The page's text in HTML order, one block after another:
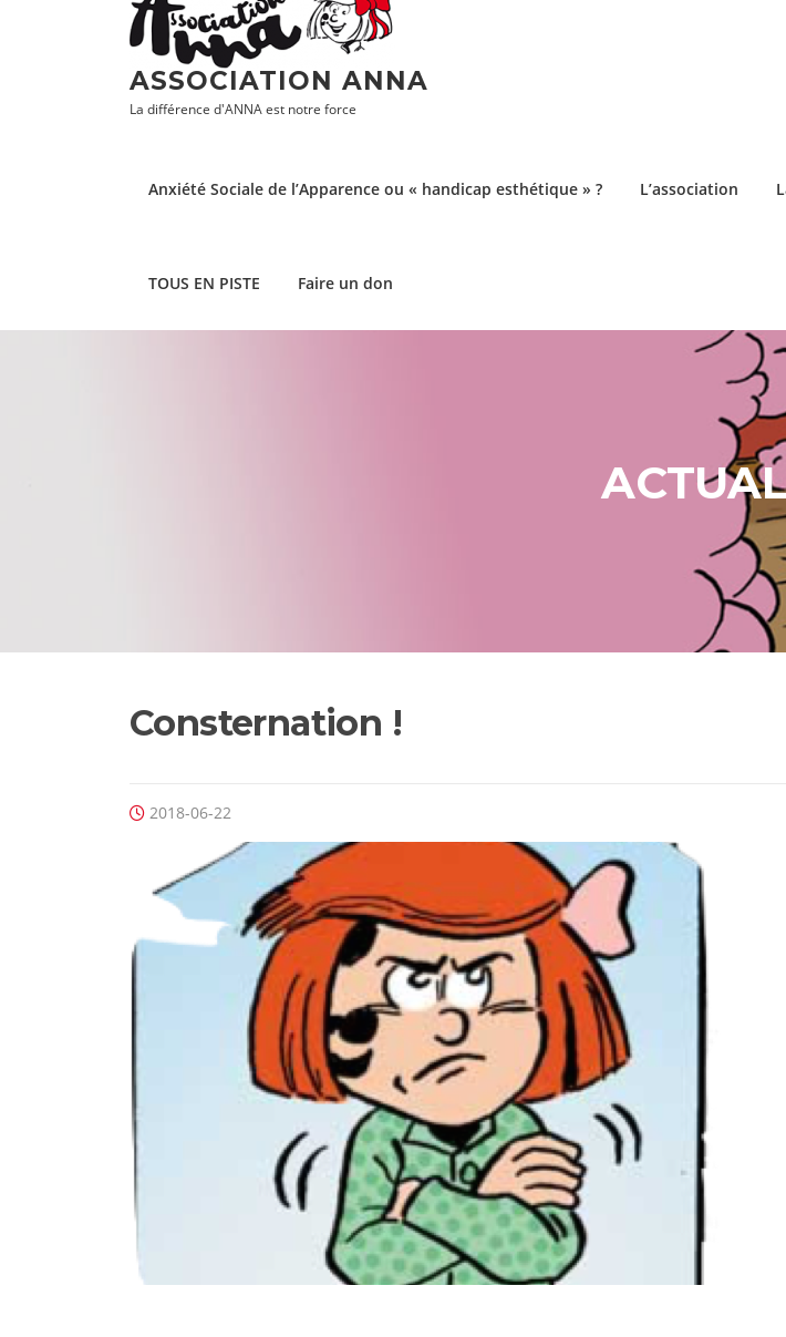
ASSOCIATION ANNA
La différence d'ANNA est notre force
Anxiété Sociale de l’Apparence ou « handicap esthétique » ? L’association
TOUS EN PISTE Faire un don
Consternation !
2018-06-22